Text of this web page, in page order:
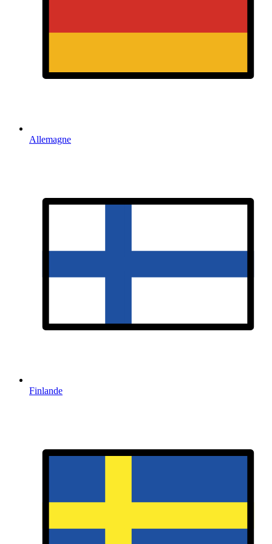
Allemagne
Finlande